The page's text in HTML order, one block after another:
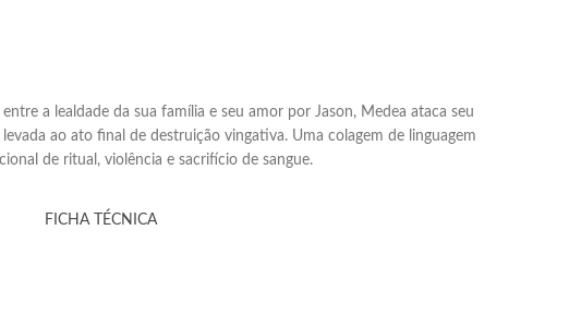
a lealdade da sua família e seu amor por Jason, Medea ataca seu
ao ato final de destruição vingativa. Uma colagem de linguagem
de ritual, violência e sacrifício de sangue.
FICHA TÉCNICA